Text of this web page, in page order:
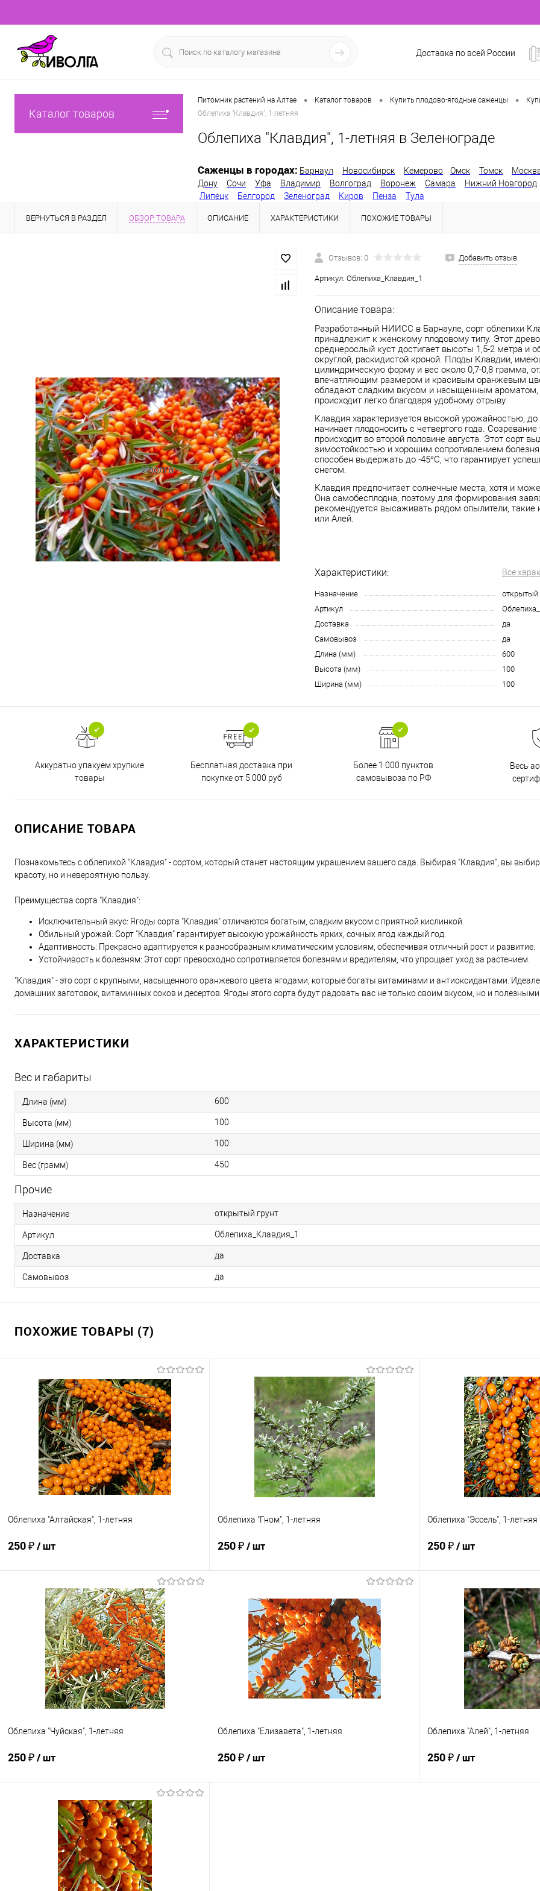
Доставка по всей России
Каталог товаров
Питомник растений на Алтае • Каталог товаров • Купить плодово-ягодные саженцы •
Облепиха "Клавдия", 1-летняя
Облепиха "Клавдия", 1-летняя в Зеленограде
Саженцы в городах: Барнаул Новосибирск Кемерово Омск Томск
Дону
Сочи Уфа Владимир Волгоград Воронеж Самара Нижний Новгород
Липецк
Белгород Зеленоград Киров Пенза Тула
ВЕРНУТЬСЯ В РАЗДЕЛ ОБЗОР ТОВАРА ОПИСАНИЕ ХАРАКТЕРИСТИКИ ПОХОЖИЕ ТОВАРЫ
Отзывов: 0 Добавить отзыв
Артикул: Облепиха_Клавдия_1
Описание товара:
Разработанный НИИСС в Барнауле, сорт облепихи
принадлежит к женскому плодовому типу. Этот
среднерослый куст достигает высоты 1,5-2 метра и
округлой, раскидистой кроной. Плоды Клавдии,
цилиндрическую форму и вес около 0,7-0,8 грамма,
впечатляющим размером и красивым оранжевым
обладают сладким вкусом и насыщенным ароматом,
происходит легко благодаря удобному отрыву.
Клавдия характеризуется высокой урожайностью, до
начинает плодоносить с четвертого года.
происходит во второй половине августа. Этот сорт
зимостойкостью и хорошим сопротивлением
способен выдержать до -45°C, что гарантирует
снегом.
Клавдия предпочитает солнечные места, хотя и
Она самобесплодна, поэтому для формирования
рекомендуется высаживать рядом опылители, такие
или Алей.
Характеристики: Все
Назначение
открытый
Артикул
Доставка
да
Самовывоз
да
Длина (мм)
600
Высота (мм)
100
Ширина (мм)
100
Аккуратно упакуем хрупкие
товары
Бесплатная доставка при
покупке от 5 000 руб
Более 1 000 пунктов
самовывоза по РФ
Весь
ОПИСАНИЕ ТОВАРА
Познакомьтесь с облепихой "Клавдия" - сортом, который станет настоящим украшением вашего сада. Выбирая "Клавдия", вы
красоту, но и невероятную пользу.
Преимущества сорта "Клавдия":
Исключительный вкус: Ягоды сорта "Клавдия" отличаются богатым, сладким вкусом с приятной кислинкой.
Обильный урожай: Сорт "Клавдия" гарантирует высокую урожайность ярких, сочных ягод каждый год.
Адаптивность: Прекрасно адаптируется к разнообразным климатическим условиям, обеспечивая отличный рост и развитие.
Устойчивость к болезням: Этот сорт превосходно сопротивляется болезням и вредителям, что упрощает уход за растением.
"Клавдия" - это сорт с крупными, насыщенного оранжевого цвета ягодами, которые богаты витаминами и антиоксидантами.
домашних заготовок, витаминных соков и десертов. Ягоды этого сорта будут радовать вас не только своим вкусом, но и
ХАРАКТЕРИСТИКИ
Вес и габариты
Длина (мм) 600
Высота (мм) 100
Ширина (мм) 100
Вес (грамм) 450
Прочие
Назначение открытый грунт
Артикул Облепиха_Клавдия_1
Доставка да
Самовывоз да
ПОХОЖИЕ ТОВАРЫ (7)
Облепиха "Алтайская", 1-летняя
250 ₽/ шт
Подписаться
Купить в 1 клик
Сравнение
В избранное
Недоступно
Облепиха "Гном", 1-летняя
250 ₽/ шт
Подписаться
Купить в 1 клик
Сравнение
В избранное
Недоступно
Облепиха "Эссель", 1-летняя
250 ₽/ шт
Купить в 1 клик
В избранное
Облепиха "Чуйская", 1-летняя
250 ₽/ шт
Подписаться
Купить в 1 клик
Сравнение
В избранное
Недоступно
Облепиха "Елизавета", 1-летняя
250 ₽/ шт
Облепиха "Алей", 1-летняя
250 ₽/ шт